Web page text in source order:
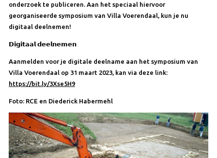
onderzoek te publiceren. Aan het speciaal hiervoor
georganiseerde symposium van Villa Voerendaal, kun je nu
digitaal deelnemen!
𝗗𝗶𝗴𝗶𝘁𝗮𝗮𝗹 𝗱𝗲𝗲𝗹𝗻𝗲𝗺𝗲𝗻
Aanmelden voor je digitale deelname aan het symposium van
Villa Voerendaal op 31 maart 2023, kan via deze link:
https://bit.ly/3Xse5H9
Foto: RCE en Diederick Habermehl